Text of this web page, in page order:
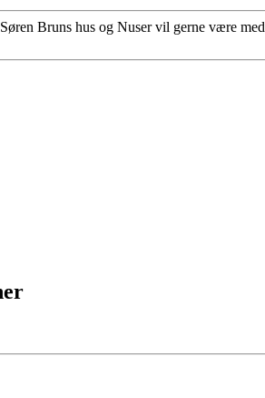
Bruns hus og Nuser vil gerne være